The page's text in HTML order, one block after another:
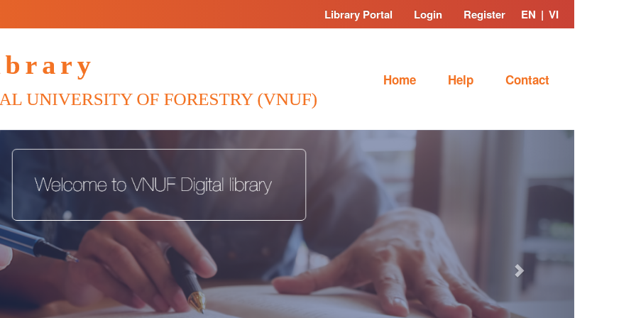
Library Portal Login Register EN | VI
Home Help Contact